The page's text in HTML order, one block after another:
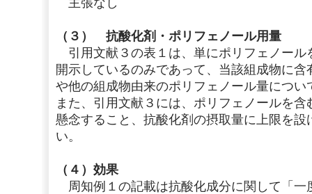
主張なし
（３） 抗酸化剤・ポリフェノール用量
引用文献３の表１は、単にポリフェノール
開示しているのみであって、当該組成物に
や他の組成物由来のポリフェノール量につ
また、引用文献３には、ポリフェノールを
懸念すること、抗酸化剤の摂取量に上限を
い。
（４）効果
周知例１の記載は抗酸化成分に関して「一